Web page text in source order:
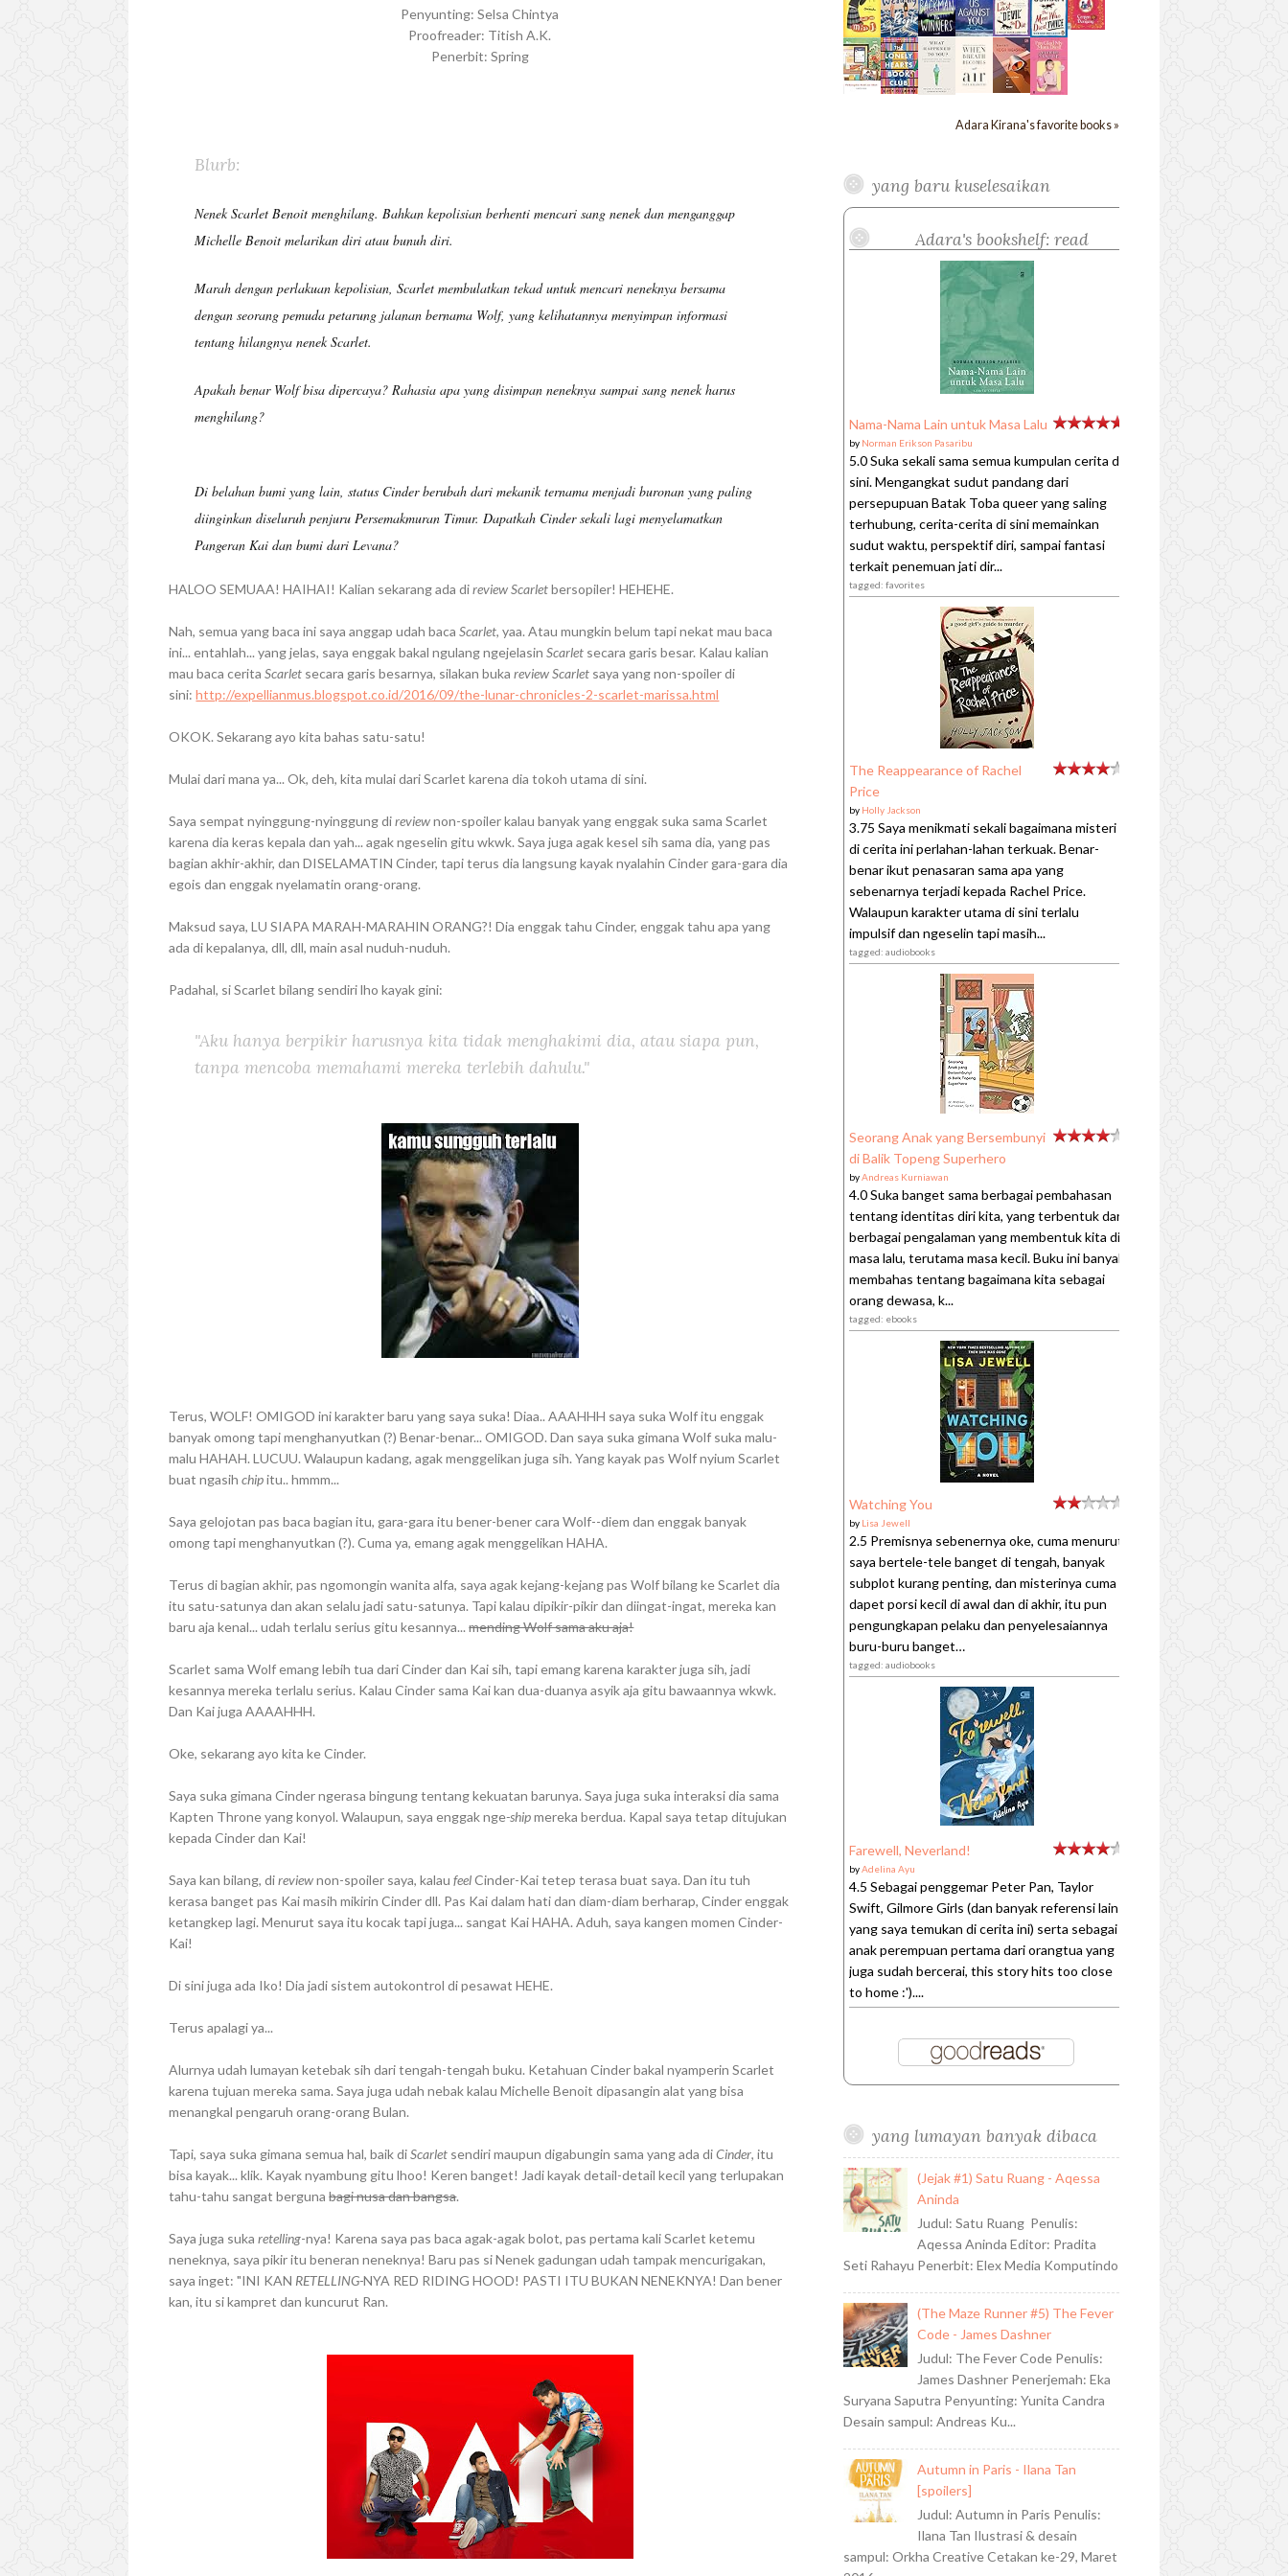
Penyunting: Selsa Chintya
Proofreader: Titish A.K.
Penerbit: Spring
Blurb:
Nenek Scarlet Benoit menghilang. Bahkan kepolisian berhenti mencari sang nenek dan menganggap
Michelle Benoit melarikan diri atau bunuh diri.
Marah dengan perlakuan kepolisian, Scarlet membulatkan tekad untuk mencari neneknya bersama
dengan seorang pemuda petarung jalanan bernama Wolf, yang kelihatannya menyimpan informasi
tentang hilangnya nenek Scarlet.
Apakah benar Wolf bisa dipercaya? Rahasia apa yang disimpan neneknya sampai sang nenek harus
menghilang?
Di belahan bumi yang lain, status Cinder berubah dari mekanik ternama menjadi buronan yang paling
diinginkan diseluruh penjuru Persemakmuran Timur. Dapatkah Cinder sekali lagi menyelamatkan
Pangeran Kai dan bumi dari Levana?
HALOO SEMUAA! HAIHAI! Kalian sekarang ada direview Scarletbersopiler! HEHEHE.
Nah, semua yang baca ini saya anggap udah bacaScarlet, yaa. Atau mungkin belum tapi nekat mau baca
ini... entahlah... yang jelas, saya enggak bakal ngulang ngejelasinScarlet secara garis besar. Kalau kalian
mau baca ceritaScarlet secara garis besarnya, silakan bukareview Scarlet saya yang non-spoiler di
sini:http://expellianmus.blogspot.co.id/2016/09/the-lunar-chronicles-2-scarlet-marissa.html
OKOK. Sekarang ayo kita bahas satu-satu!
Mulai dari mana ya... Ok, deh, kita mulai dari Scarlet karena dia tokoh utama di sini.
Saya sempat nyinggung-nyinggung direviewnon-spoiler kalau banyak yang enggak suka sama Scarlet
karena dia keras kepala dan yah... agak ngeselin gitu wkwk. Saya juga agak kesel sih sama dia, yang pas
bagian akhir-akhir, dan DISELAMATIN Cinder, tapi terus dia langsung kayak nyalahin Cinder gara-gara dia
egois dan enggak nyelamatin orang-orang.
Maksud saya, LU SIAPA MARAH-MARAHIN ORANG?! Dia enggak tahu Cinder, enggak tahu apa yang
ada di kepalanya, dll, dll, main asal nuduh-nuduh.
Padahal, si Scarlet bilang sendiri lho kayak gini:
"Aku hanya berpikir harusnya kita tidak menghakimi dia, atau siapa pun,
tanpa mencoba memahami mereka terlebih dahulu."
Terus, WOLF! OMIGOD ini karakter baru yang saya suka! Diaa.. AAAHHH saya suka Wolf itu enggak
banyak omong tapi menghanyutkan (?) Benar-benar... OMIGOD. Dan saya suka gimana Wolf suka malu-
malu HAHAH. LUCUU. Walaupun kadang, agak menggelikan juga sih. Yang kayak pas Wolf nyium Scarlet
buat ngasihchipitu.. hmmm...
Saya gelojotan pas baca bagian itu, gara-gara itu bener-bener cara Wolf--diem dan enggak banyak
omong tapi menghanyutkan (?). Cuma ya, emang agak menggelikan HAHA.
Terus di bagian akhir, pas ngomongin wanita alfa, saya agak kejang-kejang pas Wolf bilang ke Scarlet dia
itu satu-satunya dan akan selalu jadi satu-satunya. Tapi kalau dipikir-pikir dan diingat-ingat, mereka kan
baru aja kenal... udah terlalu serius gitu kesannya...mending Wolf sama aku aja!
Scarlet sama Wolf emang lebih tua dari Cinder dan Kai sih, tapi emang karena karakter juga sih, jadi
kesannya mereka terlalu serius. Kalau Cinder sama Kai kan dua-duanya asyik aja gitu bawaannya wkwk.
Dan Kai juga AAAAHHH.
Oke, sekarang ayo kita ke Cinder.
Saya suka gimana Cinder ngerasa bingung tentang kekuatan barunya. Saya juga suka interaksi dia sama
Kapten Throne yang konyol. Walaupun, saya enggak nge-shipmereka berdua. Kapal saya tetap ditujukan
kepada Cinder dan Kai!
Saya kan bilang, direviewnon-spoiler saya, kalaufeelCinder-Kai tetep terasa buat saya. Dan itu tuh
kerasa banget pas Kai masih mikirin Cinder dll. Pas Kai dalam hati dan diam-diam berharap, Cinder enggak
ketangkep lagi. Menurut saya itu kocak tapi juga... sangat Kai HAHA. Aduh, saya kangen momen Cinder-
Kai!
Di sini juga ada Iko! Dia jadi sistem autokontrol di pesawat HEHE.
Terus apalagi ya...
Alurnya udah lumayan ketebak sih dari tengah-tengah buku. Ketahuan Cinder bakal nyamperin Scarlet
karena tujuan mereka sama. Saya juga udah nebak kalau Michelle Benoit dipasangin alat yang bisa
menangkal pengaruh orang-orang Bulan.
Tapi, saya suka gimana semua hal, baik diScarlet sendiri maupun digabungin sama yang ada diCinder, itu
bisa kayak... klik. Kayak nyambung gitu lhoo! Keren banget! Jadi kayak detail-detail kecil yang terlupakan
tahu-tahu sangat bergunabagi nusa dan bangsa.
Saya juga sukaretelling-nya! Karena saya pas baca agak-agak bolot, pas pertama kali Scarlet ketemu
neneknya, saya pikir itu beneran neneknya! Baru pas si Nenek gadungan udah tampak mencurigakan,
saya inget: "INI KAN RETELLING-NYA RED RIDING HOOD! PASTI ITU BUKAN NENEKNYA! Dan bener
kan, itu si kampret dan kuncurut Ran.
Adara Kirana's favorite books »
yang baru kuselesaikan
Adara's bookshelf: read
Nama-Nama Lain untuk Masa Lalu
by Norman Erikson Pasaribu
5.0 Suka sekali sama semua kumpulan cerita di
sini. Mengangkat sudut pandang dari
persepupuan Batak Toba queer yang saling
terhubung, cerita-cerita di sini memainkan
sudut waktu, perspektif diri, sampai fantasi
terkait penemuan jati dir...
tagged: favorites
The Reappearance of Rachel
Price
by Holly Jackson
3.75 Saya menikmati sekali bagaimana misteri
di cerita ini perlahan-lahan terkuak. Benar-
benar ikut penasaran sama apa yang
sebenarnya terjadi kepada Rachel Price.
Walaupun karakter utama di sini terlalu
impulsif dan ngeselin tapi masih...
tagged: audiobooks
Seorang Anak yang Bersembunyi
di Balik Topeng Superhero
byAndreas Kurniawan
4.0 Suka banget sama berbagai pembahasan
tentang identitas diri kita, yang terbentuk dari
berbagai pengalaman yang membentuk kita di
masa lalu, terutama masa kecil. Buku ini banyak
membahas tentang bagaimana kita sebagai
orang dewasa, k...
tagged: ebooks
Watching You
by Lisa Jewell
2.5 Premisnya sebenernya oke, cuma menurut
saya bertele-tele banget di tengah, banyak
subplot kurang penting, dan misterinya cuma
dapet porsi kecil di awal dan di akhir, itu pun
pengungkapan pelaku dan penyelesaiannya
buru-buru banget…
tagged: audiobooks
Farewell, Neverland!
byAdelina Ayu
4.5 Sebagai penggemar Peter Pan, Taylor
Swift, Gilmore Girls (dan banyak referensi lain
yang saya temukan di cerita ini) serta sebagai
anak perempuan pertama dari orangtua yang
juga sudah bercerai, this story hits too close
to home :')....
yang lumayan banyak dibaca
(Jejak #1) Satu Ruang - Aqessa
Aninda
Judul: Satu Ruang Penulis:
Aqessa Aninda Editor: Pradita
Seti Rahayu Penerbit: Elex Media Komputindo
(The Maze Runner #5) The Fever
Code - James Dashner
Judul: The Fever Code Penulis:
James Dashner Penerjemah: Eka
Suryana Saputra Penyunting: Yunita Candra
Desain sampul: Andreas Ku...
Autumn in Paris - Ilana Tan
[spoilers]
Judul: Autumn in Paris Penulis:
Ilana Tan Ilustrasi & desain
sampul: Orkha Creative Cetakan ke-29, Maret